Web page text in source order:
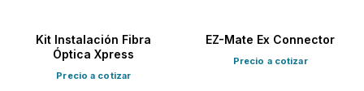
Kit Instalación Fibra
Óptica Xpress
Precio a cotizar
EZ-Mate Ex Connector
Precio a cotizar